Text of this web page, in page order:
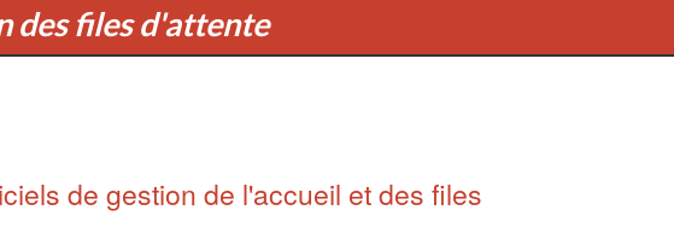
des files d'attente
de gestion de l'accueil et des files